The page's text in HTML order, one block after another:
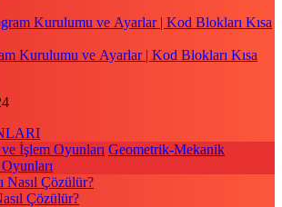
Kurulumu ve Ayarlar | Kod Blokları Kısa
İşlem Oyunları Geometrik-Mekanik
Çözülür?